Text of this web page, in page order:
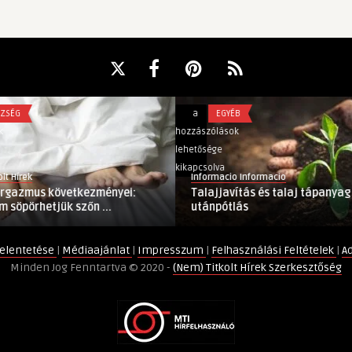
szőn ...
Talajjavítás
és
talaj
tápanyag
utánpótlás
bejegyzéshez
hozzászólások
lehetősége
kikapcsolva
EGYÉB
Informacio Informacio
Talajjavítás és talaj tápanyag
utánpótlás
| Médiaajánlat | Impresszum | Felhasználási Feltételek |
Minden Jog Fenntartva © 2020 - (Nem) Titkolt Hírek Szerkesztőség